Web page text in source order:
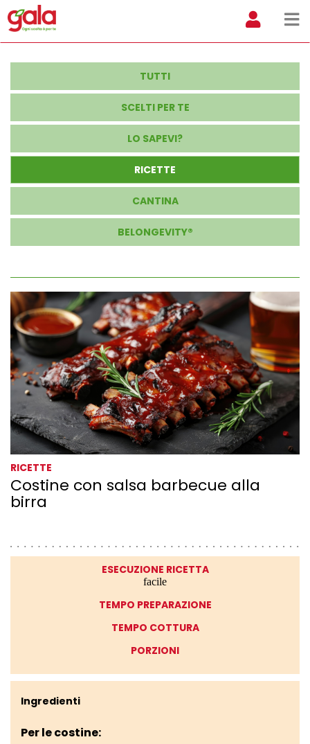
TUTTI
SCELTI PER TE
LO SAPEVI?
RICETTE
CANTINA
BELONGEVITY®
RICETTE
Costine con salsa barbecue alla
birra
ESECUZIONE RICETTA
facile
TEMPO PREPARAZIONE
TEMPO COTTURA
PORZIONI
Ingredienti
Per le costine: